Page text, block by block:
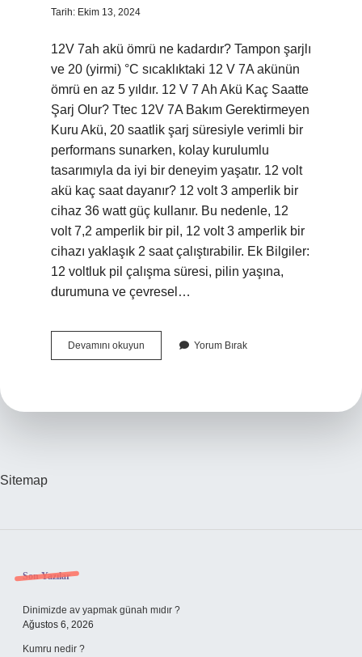
Tarih: Ekim 13, 2024
12V 7ah akü ömrü ne kadardır? Tampon şarjlı
ve 20 (yirmi) °C sıcaklıktaki 12 V 7A akünün
ömrü en az 5 yıldır. 12 V 7 Ah Akü Kaç Saatte
Şarj Olur? Ttec 12V 7A Bakım Gerektirmeyen
Kuru Akü, 20 saatlik şarj süresiyle verimli bir
performans sunarken, kolay kurulumlu
tasarımıyla da iyi bir deneyim yaşatır. 12 volt
akü kaç saat dayanır? 12 volt 3 amperlik bir
cihaz 36 watt güç kullanır. Bu nedenle, 12
volt 7,2 amperlik bir pil, 12 volt 3 amperlik bir
cihazı yaklaşık 2 saat çalıştırabilir. Ek Bilgiler:
12 voltluk pil çalışma süresi, pilin yaşına,
durumuna ve çevresel…
Devamını okuyun
Volt
Yorum Bırak
Sitemap
Sidebar
Son Yazılar
Dinimizde av yapmak günah mıdır ?
Ağustos 6, 2026
Kumru nedir ?